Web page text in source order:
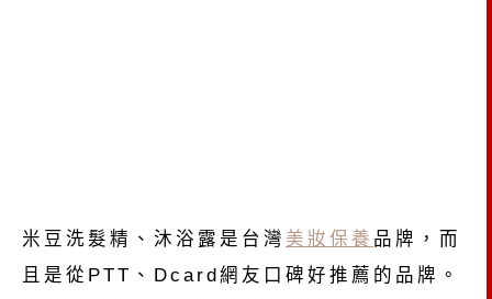
米豆洗髮精、沐浴露是台灣 美妝保養 品牌，而
且是從PTT、Dcard網友口碑好推薦的品牌。